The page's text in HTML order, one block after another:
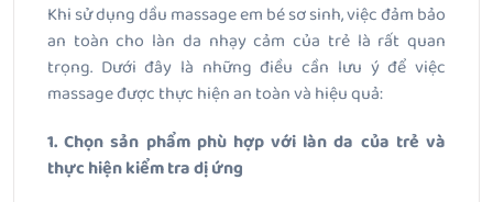
Khi sử dụng dầu massage em bé sơ sinh, việc đảm bảo
an toàn cho làn da nhạy cảm của trẻ là rất quan
trọng. Dưới đây là những điều cần lưu ý để việc
massage được thực hiện an toàn và hiệu quả:
1. Chọn sản phẩm phù hợp với làn da của trẻ và
thực hiện kiểm tra dị ứng